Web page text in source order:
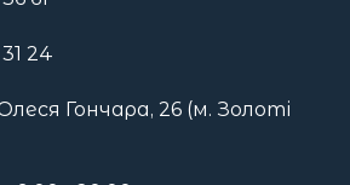
24
Гончара, 26 (м. Золоті